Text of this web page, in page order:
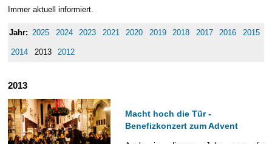
Vorstand
Formulare
Orchester
Jugendkapelle
Interne Infos
Newsletter
Jahr 2000 - 2004
Jahr 2005 - 2009
Jahr 2010 - 2014
Geschichte
Bilder
Stammorchester
Chronik
Sponsoren
Immer aktuell informiert.
2025 2024 2023 2021 2020 2019 2018 2017 2016 2015
2014 2013 2012
2013
Macht hoch die Tür -
Benefizkonzert zum Advent